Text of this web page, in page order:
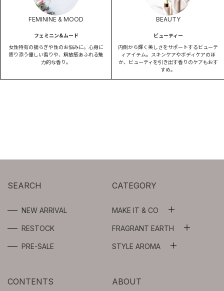
FEMININE & MOOD
フェミニン&ムード
女性特有の揺らぎや性のお悩みに。心身に
寄り添う優しい香りや、解放感あふれる魅
力的な香り。
BEAUTY
ビューティー
内側から輝く美しさをサポートするビューテ
ィアイテム。スキンケアやボディケアのほ
か、ビューティを引き出す香りのケアもおす
すめ。
SEARCH
NEW ARRIVAL
RESTOCK
PRE-SALE
CATEGORY
MAKE IT & CO
WASH OIL
FRAGRANT EARTH
STYLE AROMA
AROMA SPRAY
CONTENTS ABOUT